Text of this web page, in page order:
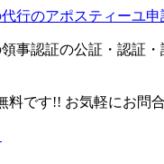
事認証の公証・認証
料です!! お気軽にお問